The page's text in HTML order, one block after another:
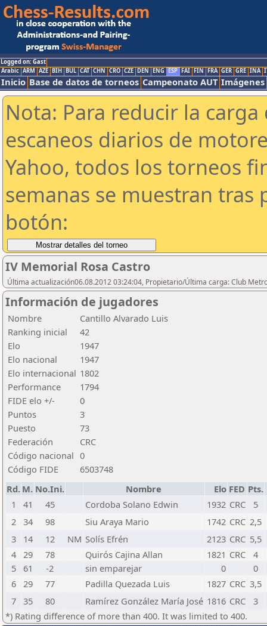
Logged on: Gast
Arabic ARM AZE BIH BUL CAT CHN CRO CZE DEN ENG ESP FAI FIN FRA GER GRE INA
Inicio Base de datos de torneos Campeonato AUT Imágenes
Nota: Para reducir la
escaneos diarios de
Yahoo, todos los torneos
semanas se muestran tras
botón:
IV Memorial Rosa Castro
Última actualización06.08.2012 03:24:04, Propietario/Última carga: Club
Información de jugadores
Nombre
Cantillo Alvarado Luis
Ranking inicial
42
Elo
1947
Elo nacional
1947
Elo internacional 1802
Performance
1794
FIDE elo +/-
0
Puntos
3
Puesto
73
Federación
CRC
Código nacional 0
Código FIDE
6503748
Rd. M. No.Ini. Nombre Elo FED Pts.
1
41 45 Cordoba Solano Edwin 1932 CRC
5
2 34 98 Siu Araya Mario 1742 CRC 2,5
3
14 12 NM Solís Efrén 2123 CRC 5,5
4 29 78 Quirós Cajina Allan 1821 CRC
4
5
61 -2 sin emparejar 0
0
6 29 77 Padilla Quezada Luis 1827 CRC 3,5
7 35 80 Ramírez González María José 1816 CRC
3
*) Rating difference of more than 400. It was limited to 400.